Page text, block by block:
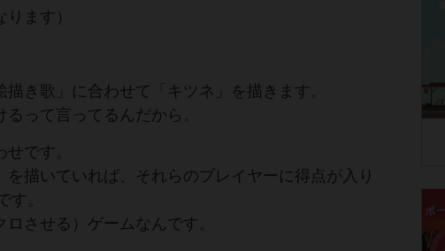
ます）
き歌」に合わせて「キツネ」を描きます。
って言ってるんだから。
です。
を描いていれば、それらのプレイヤーに得点が入り
す。
させる）ゲームなんです。